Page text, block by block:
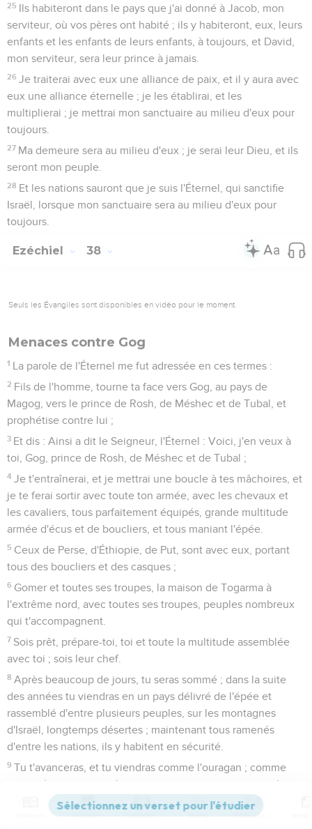
25 Ils habiteront dans le pays que j'ai donné à Jacob, mon
serviteur, où vos pères ont habité ; ils y habiteront, eux, leurs
enfants et les enfants de leurs enfants, à toujours, et David,
mon serviteur, sera leur prince à jamais.
26 Je traiterai avec eux une alliance de paix, et il y aura avec
eux une alliance éternelle ; je les établirai, et les
multiplierai ; je mettrai mon sanctuaire au milieu d'eux pour
toujours.
27 Ma demeure sera au milieu d'eux ; je serai leur Dieu, et ils
seront mon peuple.
28 Et les nations sauront que je suis l'Éternel, qui sanctifie
Israël, lorsque mon sanctuaire sera au milieu d'eux pour
toujours.
Ezéchiel 38
Seuls les Évangiles sont disponibles en vidéo pour le moment.
Menaces contre Gog
1 La parole de l'Éternel me fut adressée en ces termes :
2 Fils de l'homme, tourne ta face vers Gog, au pays de
Magog, vers le prince de Rosh, de Méshec et de Tubal, et
prophétise contre lui ;
3 Et dis : Ainsi a dit le Seigneur, l'Éternel : Voici, j'en veux à
toi, Gog, prince de Rosh, de Méshec et de Tubal ;
4 Je t'entraînerai, et je mettrai une boucle à tes mâchoires, et
je te ferai sortir avec toute ton armée, avec les chevaux et
les cavaliers, tous parfaitement équipés, grande multitude
armée d'écus et de boucliers, et tous maniant l'épée.
5 Ceux de Perse, d'Éthiopie, de Put, sont avec eux, portant
tous des boucliers et des casques ;
6 Gomer et toutes ses troupes, la maison de Togarma à
l'extrême nord, avec toutes ses troupes, peuples nombreux
qui t'accompagnent.
7 Sois prêt, prépare-toi, toi et toute la multitude assemblée
avec toi ; sois leur chef.
8 Après beaucoup de jours, tu seras sommé ; dans la suite
des années tu viendras en un pays délivré de l'épée et
rassemblé d'entre plusieurs peuples, sur les montagnes
d'Israël, longtemps désertes ; maintenant tous ramenés
d'entre les nations, ils y habitent en sécurité.
9 Tu t'avanceras, et tu viendras comme l'ouragan ; comme
une nuée tu couvriras le pays, toi, toutes tes troupes et les
nombreux peuples qui sont avec toi.
Versions Commentaires Strong